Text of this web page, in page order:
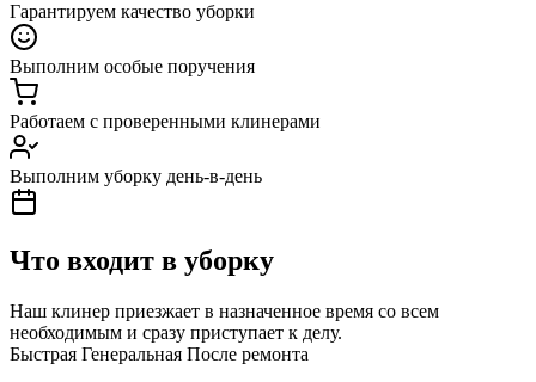
Гарантируем качество уборки
Выполним особые поручения
Работаем с проверенными клинерами
Выполним уборку день-в-день
Что входит в уборку
Наш клинер приезжает в назначенное время со всем
необходимым и сразу приступает к делу.
Быстрая Генеральная После ремонта